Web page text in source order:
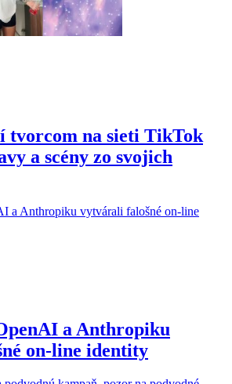
tvorcom na sieti TikTok
a scény zo svojich
a Anthropiku
on-line identity